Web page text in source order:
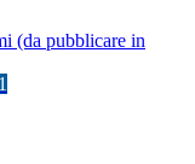
(da pubblicare in
1